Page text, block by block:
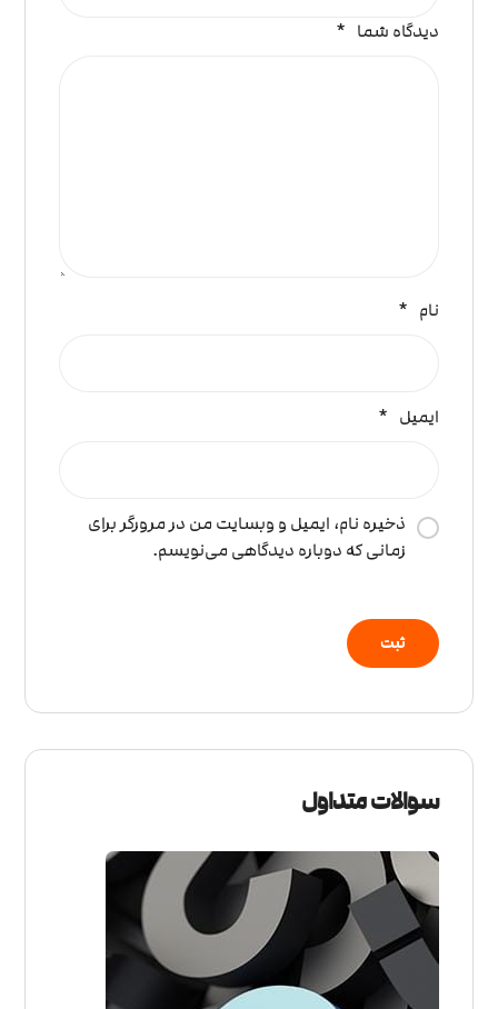
دیدگاه شما *
نام *
ایمیل *
ذخیره نام، ایمیل و وبسایت من در مرورگر برای
زمانی که دوباره دیدگاهی می‌نویسم.
سوالات متداول